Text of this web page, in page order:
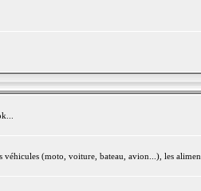
(moto, voiture, bateau, avion...), les